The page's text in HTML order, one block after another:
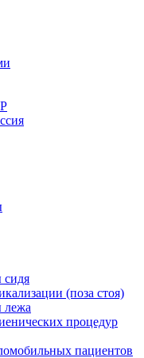
сидя
(поза стоя)
лежа
процедур
пациентов